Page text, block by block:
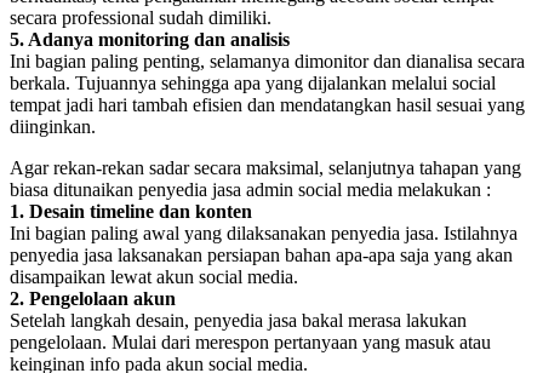
secara professional sudah dimiliki.
5. Adanya monitoring dan analisis
Ini bagian paling penting, selamanya dimonitor dan dianalisa secara
berkala. Tujuannya sehingga apa yang dijalankan melalui social
tempat jadi hari tambah efisien dan mendatangkan hasil sesuai yang
diinginkan.
Agar rekan-rekan sadar secara maksimal, selanjutnya tahapan yang
biasa ditunaikan penyedia jasa admin social media melakukan :
1. Desain timeline dan konten
Ini bagian paling awal yang dilaksanakan penyedia jasa. Istilahnya
penyedia jasa laksanakan persiapan bahan apa-apa saja yang akan
disampaikan lewat akun social media.
2. Pengelolaan akun
Setelah langkah desain, penyedia jasa bakal merasa lakukan
pengelolaan. Mulai dari merespon pertanyaan yang masuk atau
keinginan info pada akun social media.